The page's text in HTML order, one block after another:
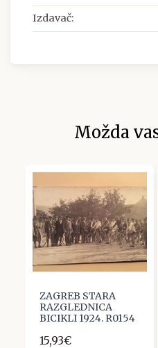
Izdavač:
Možda
ZAGREB STARA
RAZGLEDNICA
BICIKLI 1924. R0154
15,93€